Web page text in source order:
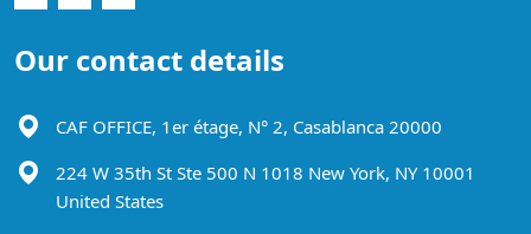
Our contact details
CAF OFFICE, 1er étage, N° 2, Casablanca 20000
224 W 35th St Ste 500 N 1018 New York, NY 10001
United States